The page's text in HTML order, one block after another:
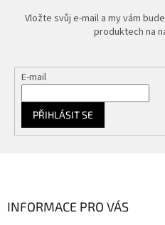
Vložte svůj e-mail a my vám
produktech na
E-mail
PŘIHLÁSIT SE
INFORMACE PRO VÁS